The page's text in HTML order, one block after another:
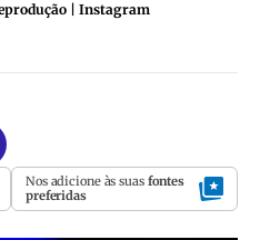
| Instagram
Nos adicione às suas fontes
preferidas